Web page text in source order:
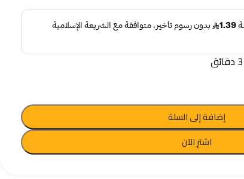
إضافة إلى السلة
اشترِ الآن